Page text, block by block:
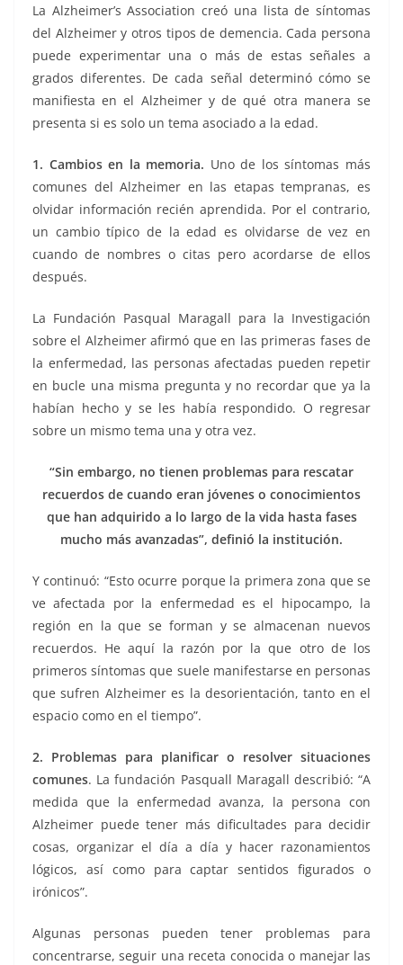
La Alzheimer’s Association creó una lista de síntomas
del Alzheimer y otros tipos de demencia. Cada persona
puede experimentar una o más de estas señales a
grados diferentes. De cada señal determinó cómo se
manifiesta en el Alzheimer y de qué otra manera se
presenta si es solo un tema asociado a la edad.
1. Cambios en la memoria. Uno de los síntomas más
comunes del Alzheimer en las etapas tempranas, es
olvidar información recién aprendida. Por el contrario,
un cambio típico de la edad es olvidarse de vez en
cuando de nombres o citas pero acordarse de ellos
después.
La Fundación Pasqual Maragall para la Investigación
sobre el Alzheimer afirmó que en las primeras fases de
la enfermedad, las personas afectadas pueden repetir
en bucle una misma pregunta y no recordar que ya la
habían hecho y se les había respondido. O regresar
sobre un mismo tema una y otra vez.
“Sin embargo, no tienen problemas para rescatar
recuerdos de cuando eran jóvenes o conocimientos
que han adquirido a lo largo de la vida hasta fases
mucho más avanzadas”, definió la institución.
Y continuó: “Esto ocurre porque la primera zona que se
ve afectada por la enfermedad es el hipocampo, la
región en la que se forman y se almacenan nuevos
recuerdos. He aquí la razón por la que otro de los
primeros síntomas que suele manifestarse en personas
que sufren Alzheimer es la desorientación, tanto en el
espacio como en el tiempo”.
2. Problemas para planificar o resolver situaciones
comunes. La fundación Pasquall Maragall describió: “A
medida que la enfermedad avanza, la persona con
Alzheimer puede tener más dificultades para decidir
cosas, organizar el día a día y hacer razonamientos
lógicos, así como para captar sentidos figurados o
irónicos”.
Algunas personas pueden tener problemas para
concentrarse, seguir una receta conocida o manejar las